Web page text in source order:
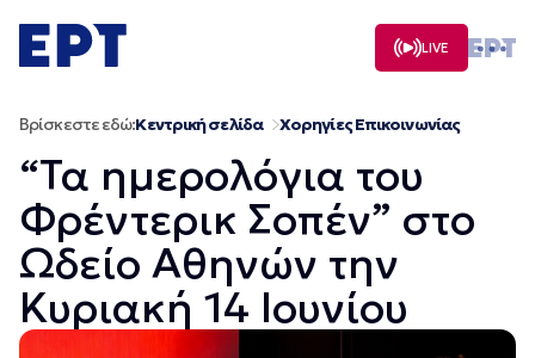
σε
περιεχόμενο
LIVE
Βρίσκεστε εδώ:Κεντρική σελίδα Χορηγίες Επικοινωνίας
“Τα ημερολόγια του
Φρέντερικ Σοπέν” στο
Ωδείο Αθηνών την
Κυριακή 14 Ιουνίου